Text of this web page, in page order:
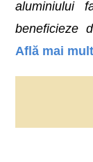
aluminiului
beneficieze
Află mai